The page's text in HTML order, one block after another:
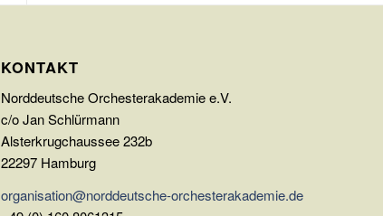
KONTAKT
Norddeutsche Orchesterakademie e.V.
c/o Jan Schlürmann
Alsterkrugchaussee 232b
22297 Hamburg
organisation@norddeutsche-orchesterakademie.de